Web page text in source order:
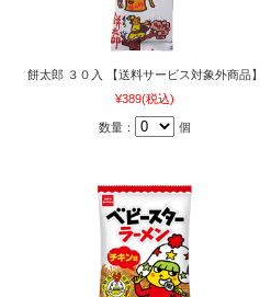
餅太郎 ３０入 【送料サービス対象外商品
¥389(税込)
数量： 個